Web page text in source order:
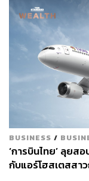
BUSINESS /
‘การบินไทย’ ลุยส
กับแอร์โฮสเตสสา